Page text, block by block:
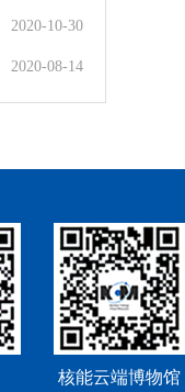
2020-10-30
2020-08-14
核能云端博物馆